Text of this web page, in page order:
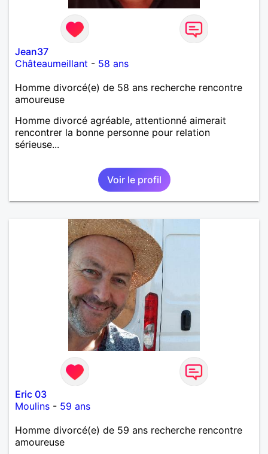
Jean37
Châteaumeillant - 58 ans
Homme divorcé(e) de 58 ans recherche rencontre
amoureuse
Homme divorcé agréable, attentionné aimerait
rencontrer la bonne personne pour relation
sérieuse...
Voir le profil
Eric 03
Moulins - 59 ans
Homme divorcé(e) de 59 ans recherche rencontre
amoureuse